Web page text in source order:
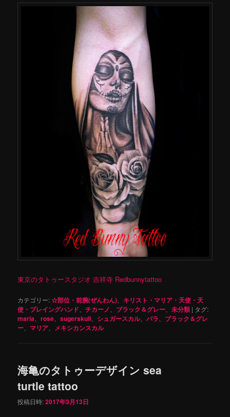
東京のタトゥースタジオ 吉祥寺 Redbunnytattoo
カテゴリー:☆部位・前腕(ぜんわん)
キリスト・マリア・天使・天
使・プレイングハンド 、チカーノ ブラック＆グレー 、未分類 | タグ:
maria 、rose 、sugerskull シュガースカル、バラ
ブラック＆グレ
ー
マリア メキシカンスカル
海亀のタトゥーデザイン sea ​​
turtle tattoo
投稿日時:2017年3月13日